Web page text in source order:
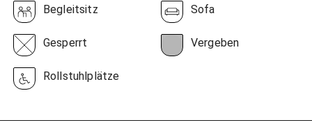
Begleitsitz Sofa
Gesperrt Vergeben
Rollstuhlplätze